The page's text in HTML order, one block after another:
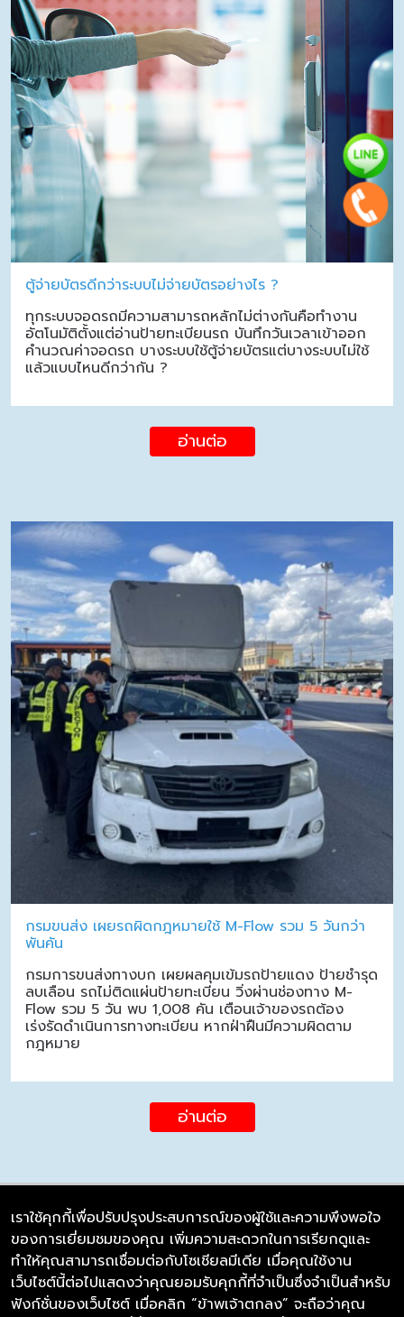
ตู้จ่ายบัตรดีกว่าระบบไม่จ่ายบัตรอย่างไร ?
ทุกระบบจอดรถมีความสามารถหลักไม่ต่างกันคือทำงาน
อัตโนมัติตั้งแต่อ่านป้ายทะเบียนรถ บันทึกวันเวลาเข้าออก
คำนวณค่าจอดรถ บางระบบใช้ตู้จ่ายบัตรแต่บางระบบไม่ใช้
แล้วแบบไหนดีกว่ากัน ?
อ่านต่อ
กรมขนส่ง เผยรถผิดกฎหมายใช้ M-Flow รวม 5 วันกว่า
พันคัน
กรมการขนส่งทางบก เผยผลคุมเข้มรถป้ายแดง ป้ายชำรุด
ลบเลือน รถไม่ติดแผ่นป้ายทะเบียน วิ่งผ่านช่องทาง M-
Flow รวม 5 วัน พบ 1,008 คัน เตือนเจ้าของรถต้อง
เร่งรัดดำเนินการทางทะเบียน หากฝ่าฝืนมีความผิดตาม
กฎหมาย
อ่านต่อ
บริษัท ซิมลิงค์ จำกัด
98/226 Bangrakyai-Baanmai Road,
Bangyai, Nonthaburi 11140
เราใช้คุกกี้เพื่อปรับปรุงประสบการณ์ของผู้ใช้และความพึงพอใจ
ของการเยี่ยมชมของคุณ เพิ่มความสะดวกในการเรียกดูและ
ทำให้คุณสามารถเชื่อมต่อกับโซเชียลมีเดีย เมื่อคุณใช้งาน
เว็บไซต์นี้ต่อไปแสดงว่าคุณยอมรับคุกกี้ที่จำเป็นซึ่งจำเป็นสำหรับ
ฟังก์ชั่นของเว็บไซต์ เมื่อคลิก “ข้าพเจ้าตกลง” จะถือว่าคุณ